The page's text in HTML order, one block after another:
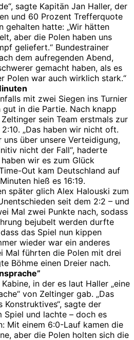
sagte Kapitän Jan Haller, der
und 60 Prozent Trefferquote
gehalten hatte: „Wir hätten
aber die Polen haben uns
geliefert.“ Bundestrainer
dem aufregenden Abend,
gemacht haben, als es
Polen war auch wirklich stark.“
mit zwei Siegen ins Turnier
in die Partie. Nach knapp
sein Team erstmals zur
„Das haben wir nicht oft.
über unsere Verteidigung,
nicht der Fall“, haderte
wir es zum Glück
Out kam Deutschland auf
hieß es 16:19.
später glich Alex Halouski zum
seit dem 2:2 – und
Mal zwei Punkte nach, sodass
bejubelt werden durfte
das Spiel nun kippen
wieder war ein anderes
Mal führten die Polen mit drei
Böhme einen Dreier nach.
in der es laut Haller „eine
von Zeltinger gab. „Das
sagte der
Spiel und lachte – doch es
Mit einem 6:0-Lauf kamen die
aber die Polen holten sich die